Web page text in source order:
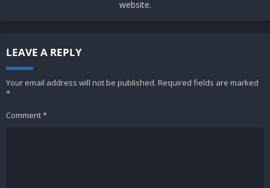
website.
LEAVE A REPLY
Your email address will not be published. Required fields are marked
*
Comment*